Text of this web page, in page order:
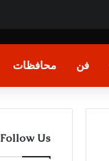
فن محافظات
Follow Us